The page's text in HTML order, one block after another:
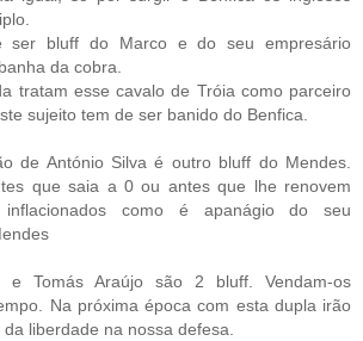
ser bluff do Marco e do seu empresário
da cobra.
tratam esse cavalo de Tróia como parceiro
sujeito tem de ser banido do Benfica.
de António Silva é outro bluff do Mendes.
que saia a 0 ou antes que lhe renovem
como é apanágio do seu
e Tomás Araújo são 2 bluff. Vendam-os
Na próxima época com esta dupla irão
liberdade na nossa defesa.